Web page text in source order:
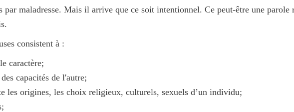
par maladresse. Mais il arrive que ce soit intentionnel. Ce peut-être une parole
consistent à :
caractère;
capacités de l'autre;
les origines, les choix religieux, culturels, sexuels d’un individu;
;